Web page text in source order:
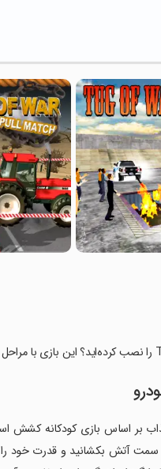
اساس بازی کودکانه کشش است
سمت آتش بکشانید و قدرت خود